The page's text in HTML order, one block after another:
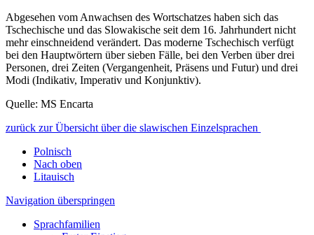
Abgesehen vom Anwachsen des Wortschatzes haben sich das
Tschechische und das Slowakische seit dem 16. Jahrhundert nicht
mehr einschneidend verändert. Das moderne Tschechisch verfügt
bei den Hauptwörtern über sieben Fälle, bei den Verben über drei
Personen, drei Zeiten (Vergangenheit, Präsens und Futur) und drei
Modi (Indikativ, Imperativ und Konjunktiv).
Quelle: MS Encarta
zurück zur Übersicht über die slawischen Einzelsprachen
Polnisch
Nach oben
Litauisch
Navigation überspringen
Sprachfamilien